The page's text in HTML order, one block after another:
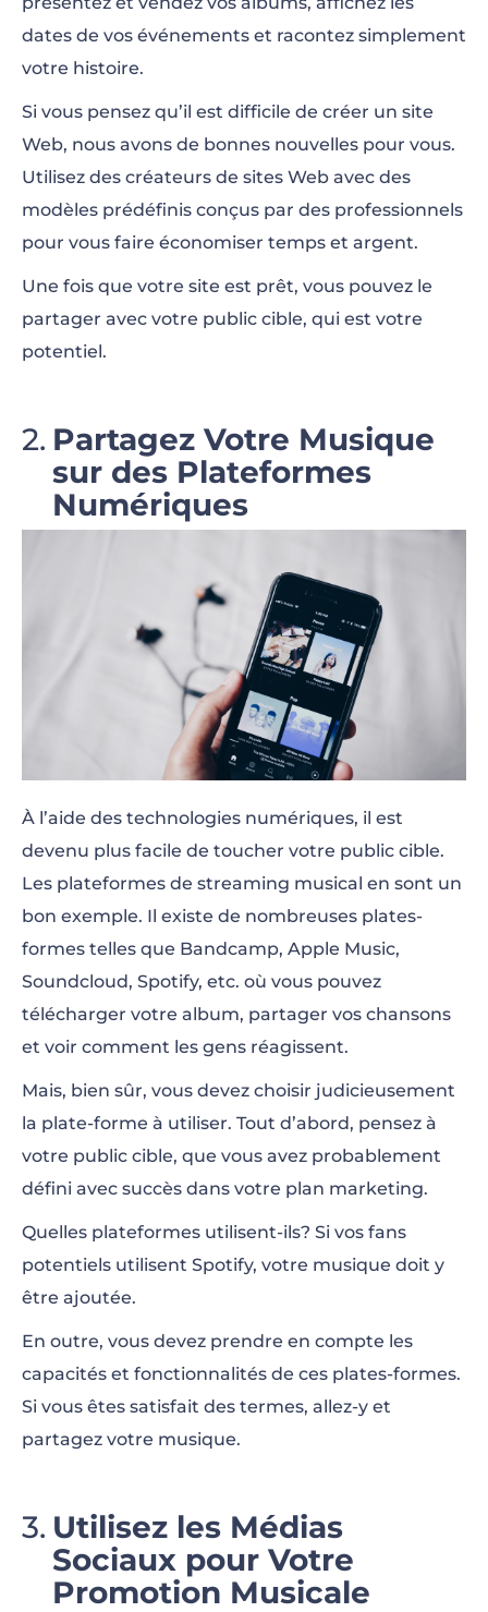
dates de vos événements et racontez simplement
votre histoire.
Si vous pensez qu’il est difficile de créer un site
Web, nous avons de bonnes nouvelles pour vous.
Utilisez des créateurs de sites Web avec des
modèles prédéfinis conçus par des professionnels
pour vous faire économiser temps et argent.
Une fois que votre site est prêt, vous pouvez le
partager avec votre public cible, qui est votre
potentiel.
Partagez Votre Musique
sur des Plateformes
Numériques
À l’aide des technologies numériques, il est
devenu plus facile de toucher votre public cible.
Les plateformes de streaming musical en sont un
bon exemple. Il existe de nombreuses plates-
formes telles que Bandcamp, Apple Music,
Soundcloud, Spotify, etc. où vous pouvez
télécharger votre album, partager vos chansons
et voir comment les gens réagissent.
Mais, bien sûr, vous devez choisir judicieusement
la plate-forme à utiliser. Tout d’abord, pensez à
votre public cible, que vous avez probablement
défini avec succès dans votre plan marketing.
Quelles plateformes utilisent-ils? Si vos fans
potentiels utilisent Spotify, votre musique doit y
être ajoutée.
En outre, vous devez prendre en compte les
capacités et fonctionnalités de ces plates-formes.
Si vous êtes satisfait des termes, allez-y et
partagez votre musique.
Utilisez les Médias
Sociaux pour Votre
Promotion Musicale